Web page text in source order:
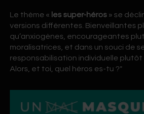
Le thème « les super-héros » se
versions différentes. Bienveillantes
qu’anxiogènes, encourageantes
moralisatrices, et dans un souci de
responsabilisation individuelle plutôt
Alors, et toi, quel héros es-tu ?"